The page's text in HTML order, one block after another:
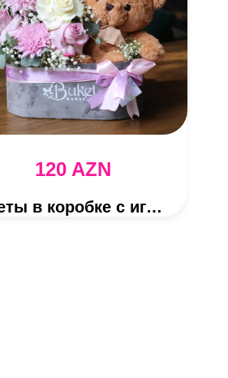
120 AZN
Цветы в коробке с игрушкой